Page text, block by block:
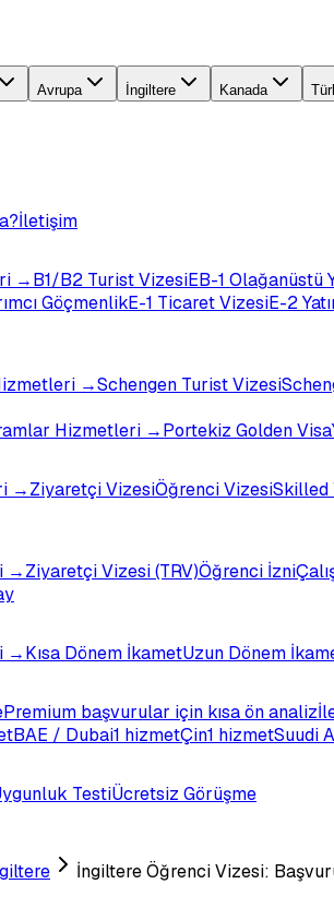
Avrupa İngiltere Kanada
İletişim
→B1/B2 Turist VizesiEB-1 Olağanüstü
GöçmenlikE-1 Ticaret VizesiE-2
→Schengen Turist Vizesi
Hizmetleri →Portekiz Golden Visa
→Ziyaretçi VizesiÖğrenci VizesiSkilled
→Ziyaretçi Vizesi (TRV)Öğrenci İzni
→Kısa Dönem İkametUzun Dönem
Premium başvurular için kısa ön analiz
BAE / Dubai1 hizmetÇin1 hizmetSuudi
TestiÜcretsiz Görüşme
İngiltere Öğrenci Vizesi: